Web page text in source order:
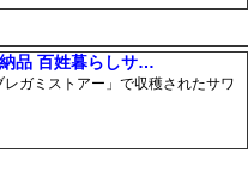
品 百姓暮らしサ…
ガミストアー」で収穫されたサワ